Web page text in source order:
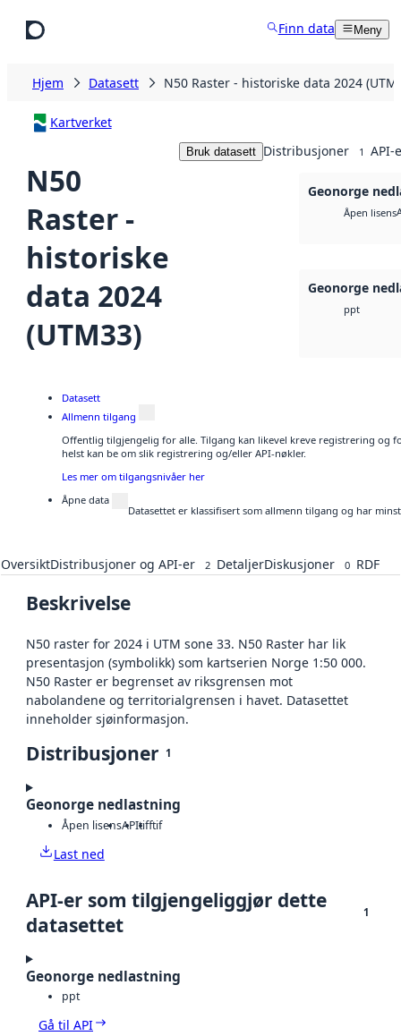
Finn data Meny
Hjem Datasett N50 Raster - historiske data 2024
Kartverket
N50
Raster -
historiske
data 2024
(UTM33)
Bruk datasett Distribusjoner 1 API-
Geonorge
Åpen lisens
Geonorge
ppt
Datasett
Allmenn tilgang
Offentlig tilgjengelig for alle. Tilgang kan likevel kreve registrering og
helst kan be om slik registrering og/eller API-nøkler.
Les mer om tilgangsnivåer her
Åpne data
Datasettet er klassifisert som allmenn tilgang og har
OversiktDistribusjoner og API-er 2 DetaljerDiskusjoner 0 RDF
Beskrivelse
N50 raster for 2024 i UTM sone 33. N50 Raster har lik
presentasjon (symbolikk) som kartserien Norge 1:50 000.
N50 Raster er begrenset av riksgrensen mot
nabolandene og territorialgrensen i havet. Datasettet
inneholder sjøinformasjon.
Distribusjoner 1
Geonorge nedlastning
Åpen lisensAPItifftif
Last ned
API-er som tilgjengeliggjør dette
datasettet
1
Geonorge nedlastning
ppt
Gå til API